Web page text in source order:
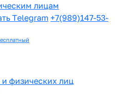
лицам
Telegram +7(989)147-53-
физических лиц